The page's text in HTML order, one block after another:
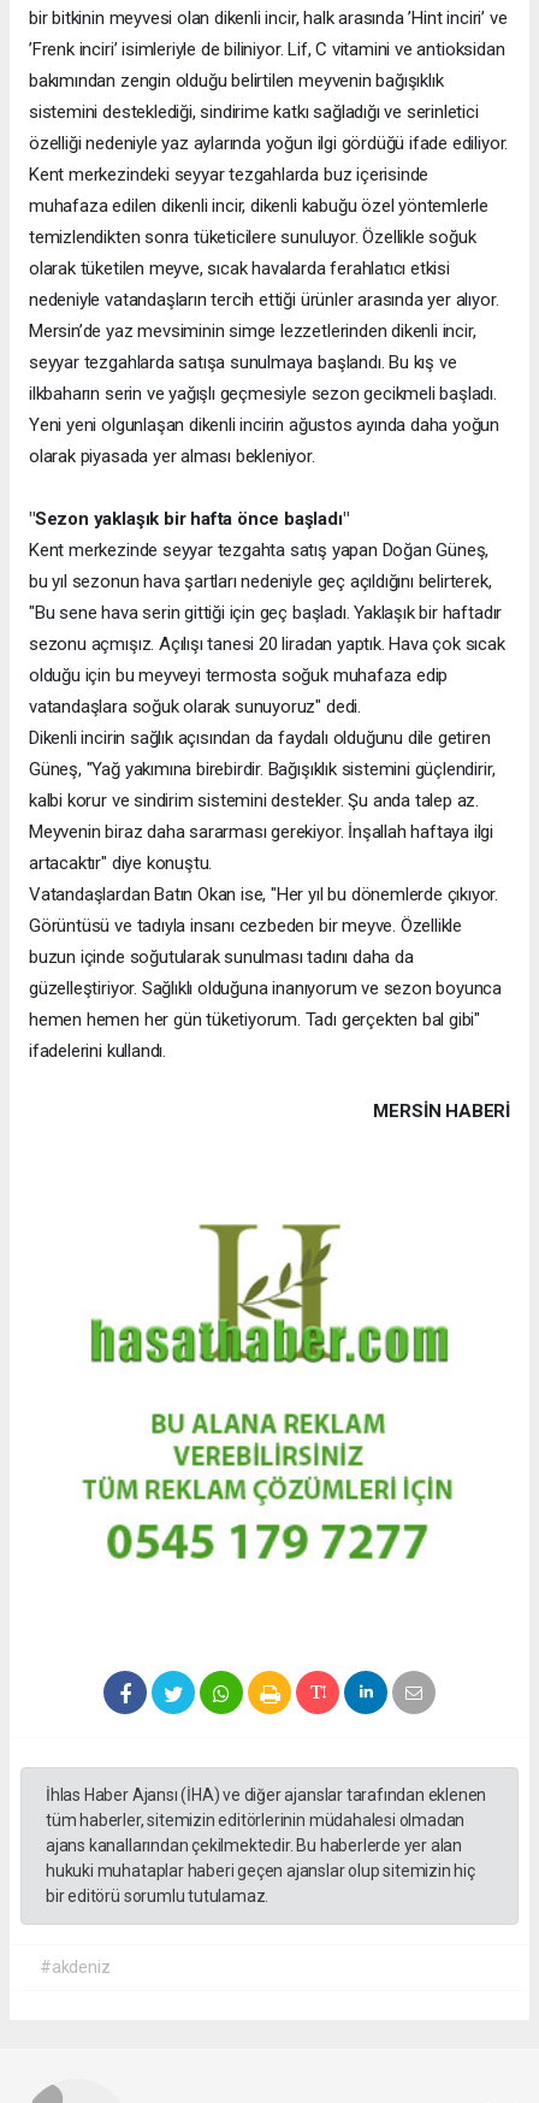
bir bitkinin meyvesi olan dikenli incir, halk arasında ’Hint inciri’ ve
’Frenk inciri’ isimleriyle de biliniyor. Lif, C vitamini ve antioksidan
bakımından zengin olduğu belirtilen meyvenin bağışıklık
sistemini desteklediği, sindirime katkı sağladığı ve serinletici
özelliği nedeniyle yaz aylarında yoğun ilgi gördüğü ifade ediliyor.
Kent merkezindeki seyyar tezgahlarda buz içerisinde
muhafaza edilen dikenli incir, dikenli kabuğu özel yöntemlerle
temizlendikten sonra tüketicilere sunuluyor. Özellikle soğuk
olarak tüketilen meyve, sıcak havalarda ferahlatıcı etkisi
nedeniyle vatandaşların tercih ettiği ürünler arasında yer alıyor.
Mersin’de yaz mevsiminin simge lezzetlerinden dikenli incir,
seyyar tezgahlarda satışa sunulmaya başlandı. Bu kış ve
ilkbaharın serin ve yağışlı geçmesiyle sezon gecikmeli başladı.
Yeni yeni olgunlaşan dikenli incirin ağustos ayında daha yoğun
olarak piyasada yer alması bekleniyor.
"Sezon yaklaşık bir hafta önce başladı"
Kent merkezinde seyyar tezgahta satış yapan Doğan Güneş,
bu yıl sezonun hava şartları nedeniyle geç açıldığını belirterek,
"Bu sene hava serin gittiği için geç başladı. Yaklaşık bir haftadır
sezonu açmışız. Açılışı tanesi 20 liradan yaptık. Hava çok sıcak
olduğu için bu meyveyi termosta soğuk muhafaza edip
vatandaşlara soğuk olarak sunuyoruz" dedi.
Dikenli incirin sağlık açısından da faydalı olduğunu dile getiren
Güneş, "Yağ yakımına birebirdir. Bağışıklık sistemini güçlendirir,
kalbi korur ve sindirim sistemini destekler. Şu anda talep az.
Meyvenin biraz daha sararması gerekiyor. İnşallah haftaya ilgi
artacaktır" diye konuştu.
Vatandaşlardan Batın Okan ise, "Her yıl bu dönemlerde çıkıyor.
Görüntüsü ve tadıyla insanı cezbeden bir meyve. Özellikle
buzun içinde soğutularak sunulması tadını daha da
güzelleştiriyor. Sağlıklı olduğuna inanıyorum ve sezon boyunca
hemen hemen her gün tüketiyorum. Tadı gerçekten bal gibi"
ifadelerini kullandı.
MERSIN HABERİ
İhlas Haber Ajansı (İHA) ve diğer ajanslar tarafından eklenen
tüm haberler, sitemizin editörlerinin müdahalesi olmadan
ajans kanallarından çekilmektedir. Bu haberlerde yer alan
hukuki muhataplar haberi geçen ajanslar olup sitemizin hiç
bir editörü sorumlu tutulamaz.
#akdeniz